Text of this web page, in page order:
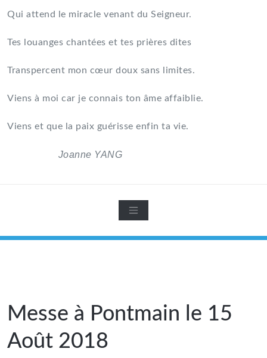
Qui attend le miracle venant du Seigneur.
Tes louanges chantées et tes prières dites
Transpercent mon cœur doux sans limites.
Viens à moi car je connais ton âme affaiblie.
Viens et que la paix guérisse enfin ta vie.
Joanne YANG
Messe à Pontmain le 15
Août 2018